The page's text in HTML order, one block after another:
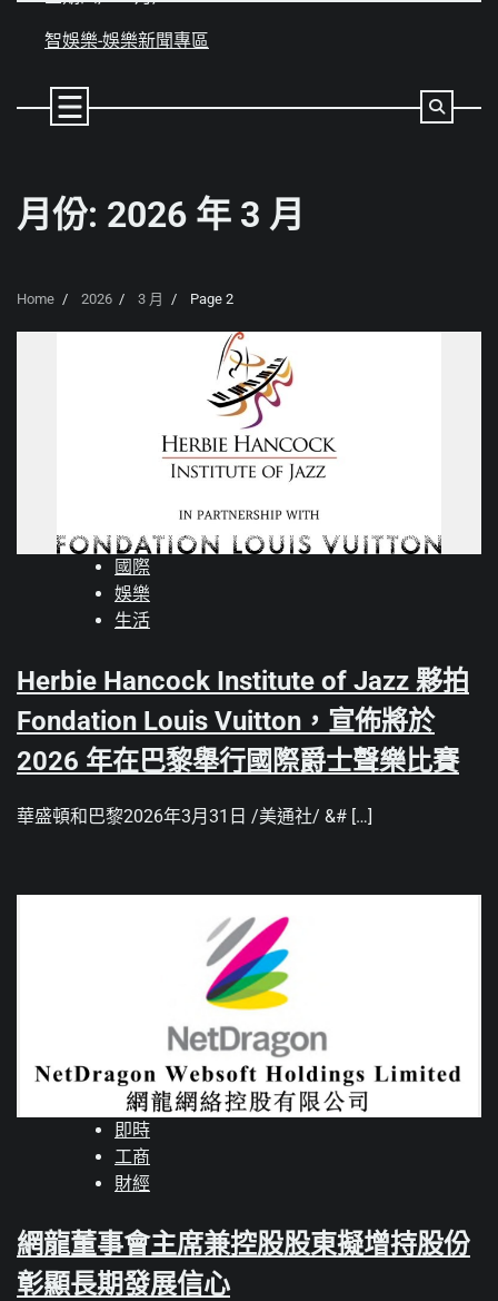
智娛樂-娛樂新聞專區
月份: 2026 年 3 月
Home 2026 3 月 Page 2
國際
娛樂
生活
Herbie Hancock Institute of Jazz 夥拍
Fondation Louis Vuitton，宣佈將於
2026 年在巴黎舉行國際爵士聲樂比賽
華盛頓和巴黎2026年3月31日 /美通社/ &# […]
即時
工商
財經
網龍董事會主席兼控股股東擬增持股份
彰顯長期發展信心